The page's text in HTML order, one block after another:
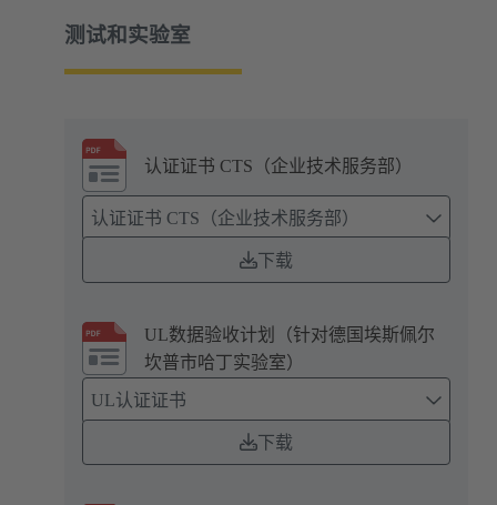
测试和实验室
认证证书 CTS（企业技术服务部）
认证证书 CTS（企业技术服务部）
下载
UL数据验收计划（针对德国埃斯佩尔
坎普市哈丁实验室）
UL认证证书
下载